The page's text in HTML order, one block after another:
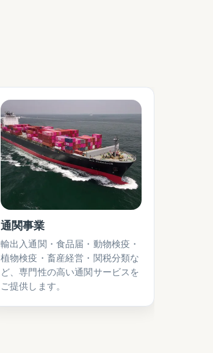
通関事業
輸出入通関・食品届・動物検疫・
植物検疫・畜産経営・関税分類な
ど、専門性の高い通関サービスを
ご提供します。